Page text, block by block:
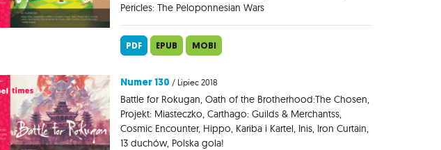
Pericles: The Peloponnesian Wars
PDF EPUB MOBI
Numer 130 / Lipiec 2018
Battle for Rokugan, Oath of the Brotherhood:The Chosen,
Projekt: Miasteczko, Carthago: Guilds & Merchantss,
Cosmic Encounter, Hippo, Kariba i Kartel, Inis, Iron Curtain,
13 duchów, Polska gola!